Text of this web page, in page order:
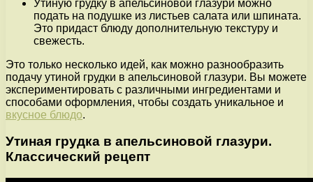
Утиную грудку в апельсиновой глазури можно
подать на подушке из листьев салата или шпината.
Это придаст блюду дополнительную текстуру и
свежесть.
Это только несколько идей, как можно разнообразить
подачу утиной грудки в апельсиновой глазури. Вы можете
экспериментировать с различными ингредиентами и
способами оформления, чтобы создать уникальное и
вкусное блюдо.
Утиная грудка в апельсиновой глазури.
Классический рецепт